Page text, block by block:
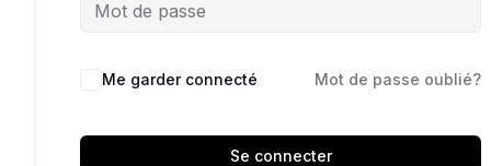
Me garder connecté Mot de passe oublié?
Se connecter